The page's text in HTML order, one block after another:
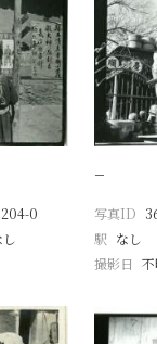
0
し
−
写真ID
駅 なし
撮影日